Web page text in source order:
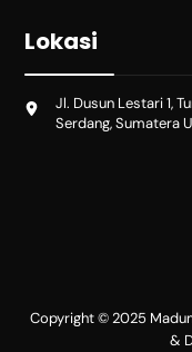
Lokasi
Jl. Dusun Lestari 1,
Serdang, Sumatera
Copyright © 2025
&